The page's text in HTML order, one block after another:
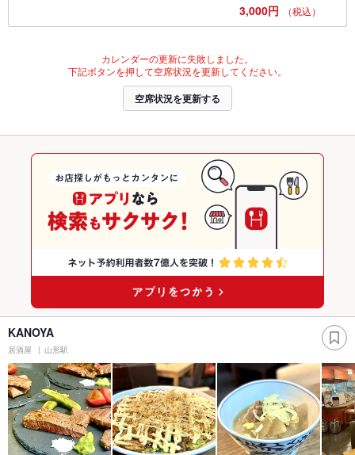
3,000円 （税込）
カレンダーの更新に失敗しました。
下記ボタンを押して空席状況を更新してください。
空席状況を更新する
KANOYA
居酒屋 山形駅